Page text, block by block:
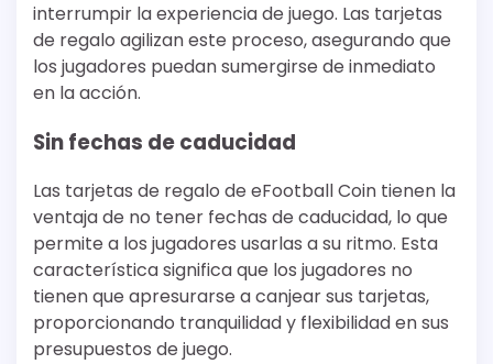
interrumpir la experiencia de juego. Las tarjetas
de regalo agilizan este proceso, asegurando que
los jugadores puedan sumergirse de inmediato
en la acción.
Sin fechas de caducidad
Las tarjetas de regalo de eFootball Coin tienen la
ventaja de no tener fechas de caducidad, lo que
permite a los jugadores usarlas a su ritmo. Esta
característica significa que los jugadores no
tienen que apresurarse a canjear sus tarjetas,
proporcionando tranquilidad y flexibilidad en sus
presupuestos de juego.